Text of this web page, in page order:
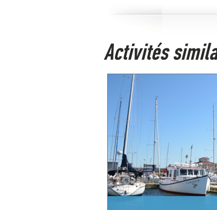
Activités